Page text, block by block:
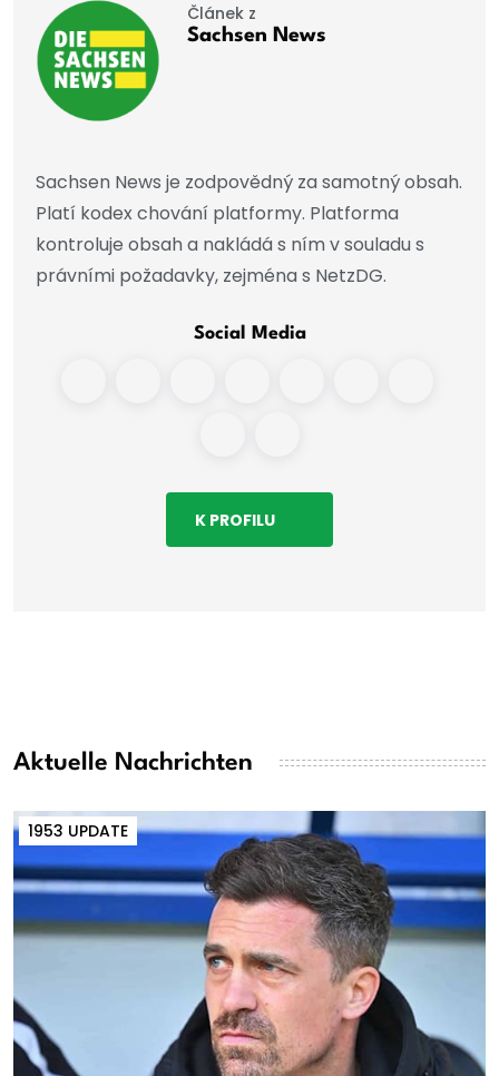
Článek z
Sachsen News
Sachsen News je zodpovědný za samotný obsah.
Platí kodex chování platformy. Platforma
kontroluje obsah a nakládá s ním v souladu s
právními požadavky, zejména s NetzDG.
Social Media
K PROFILU
Aktuelle Nachrichten
1953 UPDATE